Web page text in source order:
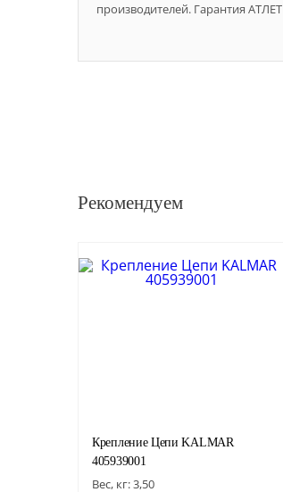
производителей. Гарантия АТЛЕТ
Рекомендуем
Крепление Цепи KALMAR
405939001
Вес, кг:3,50